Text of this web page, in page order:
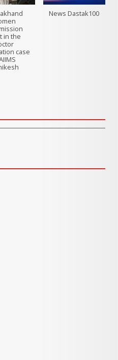
in the
case
News Dastak100